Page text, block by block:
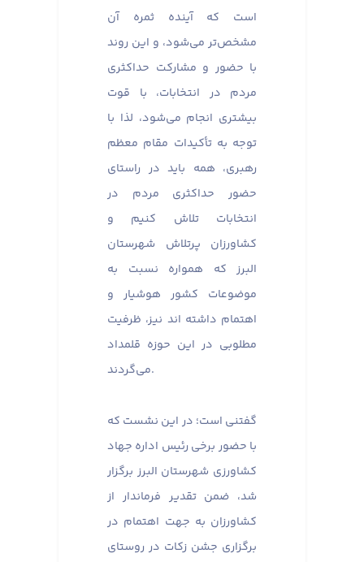
است که آینده ثمره آن
مشخص‌تر می‌شود، و این روند
با حضور و مشارکت حداکثری
مردم در انتخابات، با قوت
بیشتری انجام می‌شود، لذا با
توجه به تأکیدات مقام معظم
رهبری، همه باید در راستای
حضور حداکثری مردم در
انتخابات تلاش کنیم و
کشاورزان پرتلاش شهرستان
البرز که همواره نسبت به
موضوعات کشور هوشیار و
اهتمام داشته اند نیز، ظرفیت
مطلوبی در این حوزه قلمداد
می‌گردند. ​​​​​​​
گفتنی است؛ در این نشست که
با حضور برخی رئیس اداره جهاد
کشاورزی شهرستان البرز برگزار
شد، ضمن تقدیر فرماندار از
کشاورزان به جهت اهتمام در
برگزاری جشن زکات در روستای